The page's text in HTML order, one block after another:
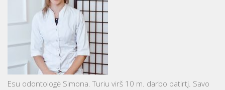
Esu odontologė Simona. Turiu virš 10 m. darbo patirtį. Savo